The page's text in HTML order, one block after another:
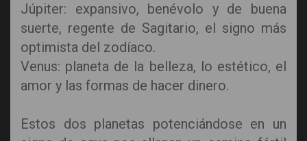
Júpiter: expansivo, benévolo y de buena
suerte, regente de Sagitario, el signo más
optimista del zodíaco.
Venus: planeta de la belleza, lo estético, el
amor y las formas de hacer dinero.
Estos dos planetas potenciándose en un